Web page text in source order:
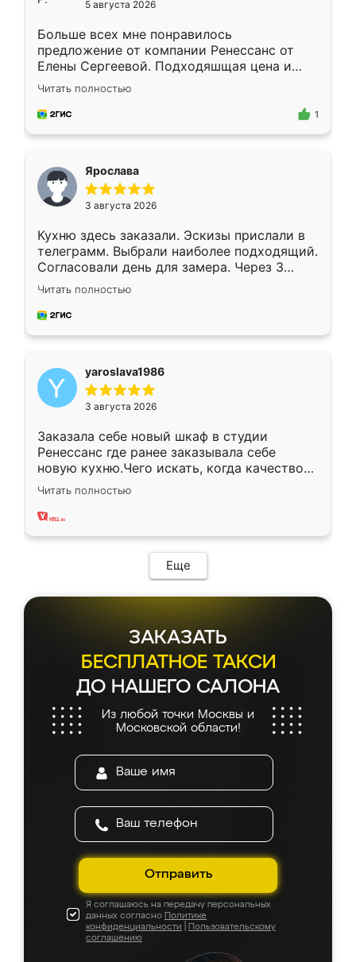
5 августа 2026
Больше всех мне понравилось
предложение от компании Ренессанс от
Елены Сергеевой. Подходяшщая цена и
короткие сроки изготовления. Приехавший
для замера сотрудник Владислав
предложил по моему эскизу самый
Читать полностью
1
Ярослава
3 августа 2026
Кухню здесь заказали. Эскизы прислали в
телеграмм. Выбрали наиболее подходящий.
Согласовали день для замера. Через 3
недели кухня была уже готова. Остались
довольны работой. Спасибо Ренессанс
мебель за качественную работу!
Читать полностью
yaroslava1986
3 августа 2026
Заказала себе новый шкаф в студии
Ренессанс где ранее заказывала себе
новую кухню.Чего искать, когда качеством
вполне довольна. Служит кухня уже почти
два года, нареканий нет.
Читать полностью
Еще
ЗАКАЗАТЬ
БЕСПЛАТНОЕ ТАКСИ
ДО НАШЕГО САЛОНА
Из любой точки Москвы и
Московской области!
Отправить
Я соглашаюсь на передачу персональных
данных согласно Политике
конфиденциальности
Пользовательскому
соглашению